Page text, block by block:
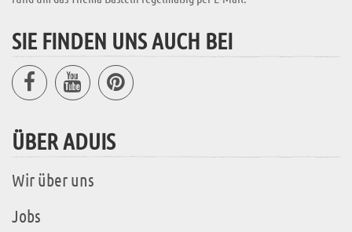
SIE FINDEN UNS AUCH BEI
ÜBER ADUIS
Wir über uns
Jobs